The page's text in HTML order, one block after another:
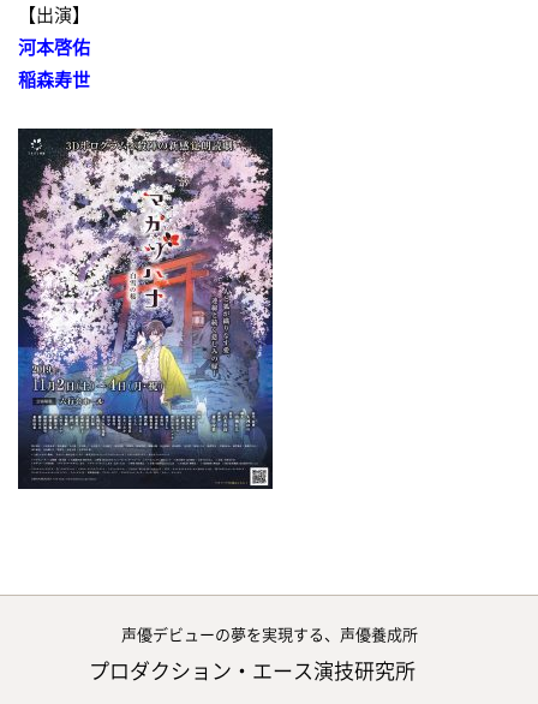
【出演】
河本啓佑
稲森寿世
声優デビューの夢を実現する、声優養成所
プロダクション・エース演技研究所